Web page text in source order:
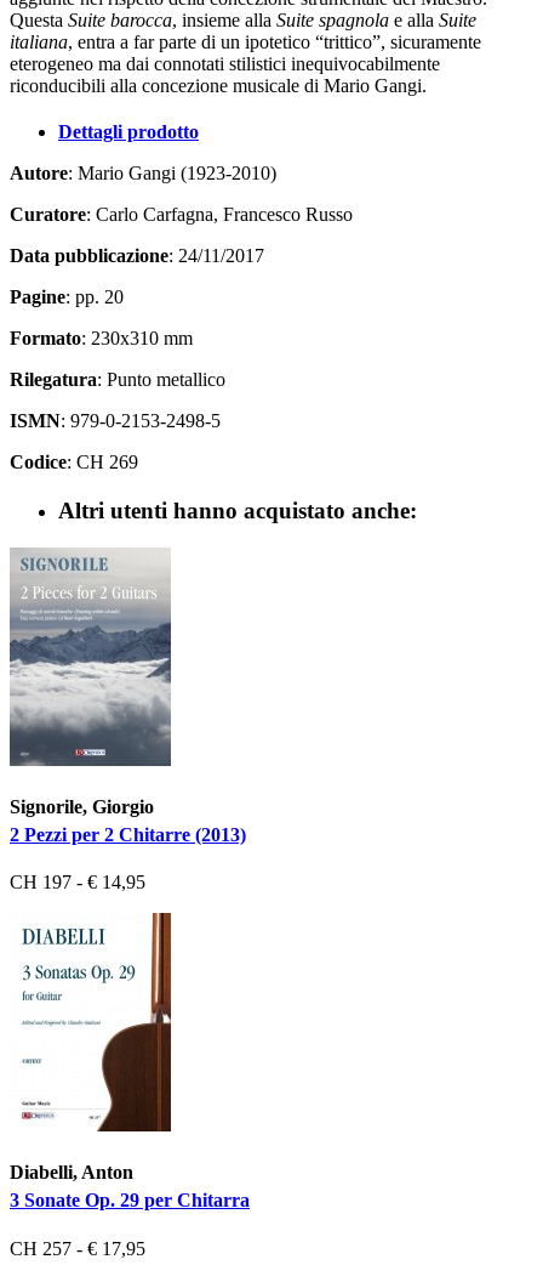
Questa Suite barocca, insieme alla Suite spagnola e alla Suite
italiana, entra a far parte di un ipotetico “trittico”, sicuramente
eterogeneo ma dai connotati stilistici inequivocabilmente
riconducibili alla concezione musicale di Mario Gangi.
Dettagli prodotto
Autore: Mario Gangi (1923-2010)
Curatore: Carlo Carfagna, Francesco Russo
Data pubblicazione: 24/11/2017
Pagine: pp. 20
Formato: 230x310 mm
Rilegatura: Punto metallico
ISMN: 979-0-2153-2498-5
Codice: CH 269
Altri utenti hanno acquistato anche:
Signorile, Giorgio
2 Pezzi per 2 Chitarre (2013)
CH 197 - € 14,95
Diabelli, Anton
3 Sonate Op. 29 per Chitarra
CH 257 - € 17,95